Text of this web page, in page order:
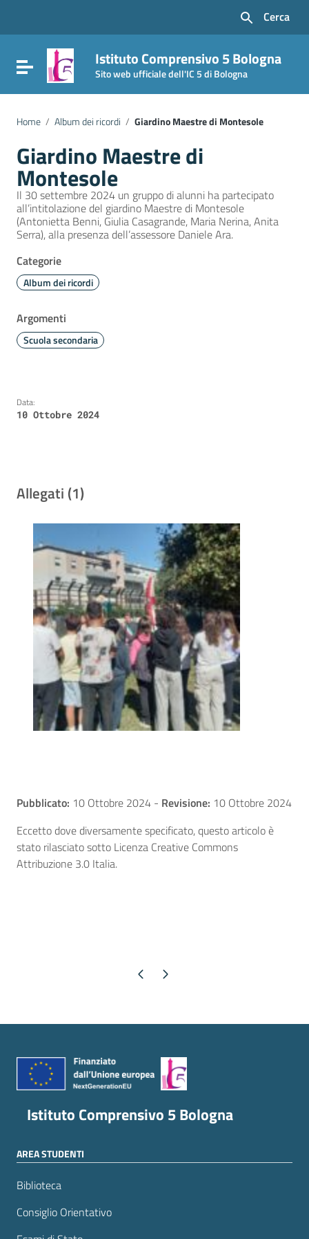
Vai al footer
Cerca
Attiva / disattiva la navigazione
Istituto Comprensivo 5 Bologna
Sito web ufficiale dell'IC 5 di Bologna
Home / Album dei ricordi / Giardino Maestre di Montesole
Giardino Maestre di
Montesole
Il 30 settembre 2024 un gruppo di alunni ha partecipato
all’intitolazione del giardino Maestre di Montesole
(Antonietta Benni, Giulia Casagrande, Maria Nerina, Anita
Serra), alla presenza dell’assessore Daniele Ara.
Categorie
Album dei ricordi
Argomenti
Scuola secondaria
Data:
10 Ottobre 2024
Allegati (1)
Pubblicato: 10 Ottobre 2024 - Revisione: 10 Ottobre 2024
Eccetto dove diversamente specificato, questo articolo è
stato rilasciato sotto Licenza Creative Commons
Attribuzione 3.0 Italia.
Pagina precedente
Pagina successiva
Istituto Comprensivo 5 Bologna
AREA STUDENTI
Biblioteca
Consiglio Orientativo